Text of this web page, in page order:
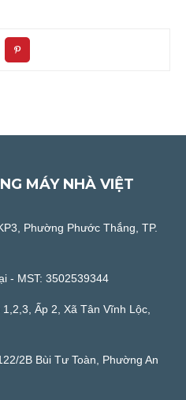
MÁY NHÀ VIỆT
Phường Phước Thắng, TP.
- MST: 3502539344
Ấp 2, Xã Tân Vĩnh Lộc,
2B Bùi Tư Toàn, Phường An